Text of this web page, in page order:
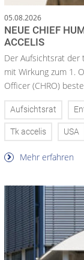
05.08.2026
NEUE CHIEF
ACCELIS
Der Aufsichtsrat der
mit Wirkung zum 1.
Officer (CHRO)
Aufsichtsrat
Tk accelis USA
Mehr erfahren